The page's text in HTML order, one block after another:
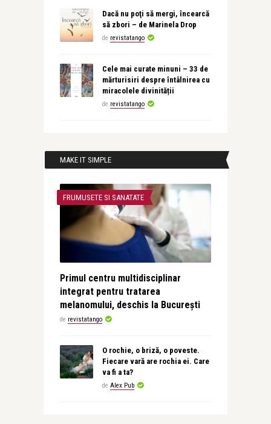
Dacă nu poţi să mergi, încearcă
să zbori – de Marinela Drop
de revistatango
Cele mai curate minuni – 33 de
mărturisiri despre întâlnirea cu
miracolele divinității
de revistatango
MAKE IT SIMPLE
FRUMUSETE SI SANATATE
Primul centru multidisciplinar
integrat pentru tratarea
melanomului, deschis la București
de revistatango
O rochie, o briză, o poveste.
Fiecare vară are rochia ei. Care
va fi a ta?
de Alex Pub